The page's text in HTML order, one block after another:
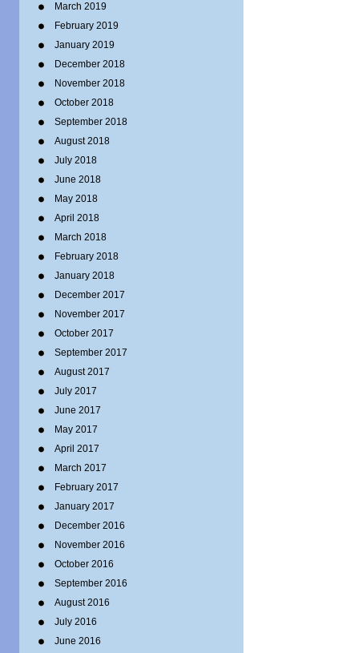
March 2019
February 2019
January 2019
December 2018
November 2018
October 2018
September 2018
August 2018
July 2018
June 2018
May 2018
April 2018
March 2018
February 2018
January 2018
December 2017
November 2017
October 2017
September 2017
August 2017
July 2017
June 2017
May 2017
April 2017
March 2017
February 2017
January 2017
December 2016
November 2016
October 2016
September 2016
August 2016
July 2016
June 2016